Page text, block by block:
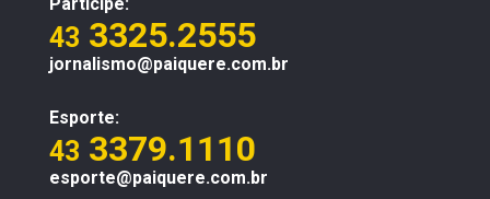
43 3325.2555
jornalismo@paiquere.com.br
Esporte:
43 3379.1110
esporte@paiquere.com.br